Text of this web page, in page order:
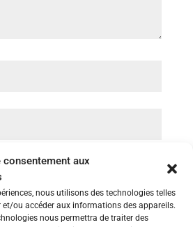
consentement aux
nous utilisons des technologies telles
et/ou accéder aux informations des appareils.
nous permettra de traiter des
mon e-mail et mon site dans le
prochain commentaire.
Envoi